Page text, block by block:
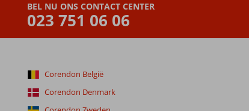
BEL NU ONS CONTACT CENTER
023 751 06 06
Corendon België
Corendon Denmark